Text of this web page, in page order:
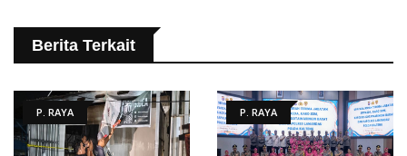
Berita Terkait
P. RAYA P. RAYA